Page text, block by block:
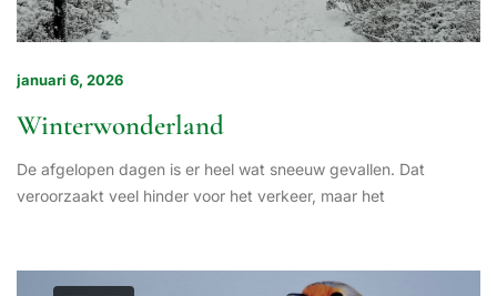
januari 6, 2026
Winterwonderland
De afgelopen dagen is er heel wat sneeuw gevallen. Dat
veroorzaakt veel hinder voor het verkeer, maar het